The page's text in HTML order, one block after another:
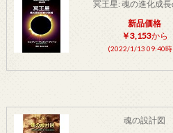
冥王星: 魂の進化成
新品価格
￥3,153から
(2022/1/13 09:40時
魂の設計図